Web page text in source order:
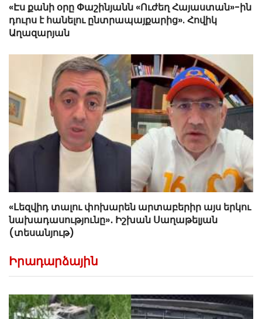
«Էս քանի օրը Փաշինյանն «Ուժեղ Հայաստան»-ին
դուրս է հանելու ընտրապայքարից». Հովիկ
Աղազարյան
«Լեզվիդ տալու փոխարեն արտաբերիր այս երկու
նախադասությունը»․ Իշխան Սաղաթելյան
(տեսանյութ)
Իրադարձային